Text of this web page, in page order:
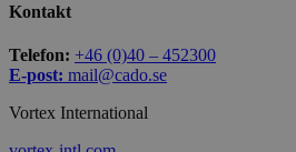
Kontakt
Telefon: +46 (0)40 – 452300
E-post: mail@cado.se
Vortex International